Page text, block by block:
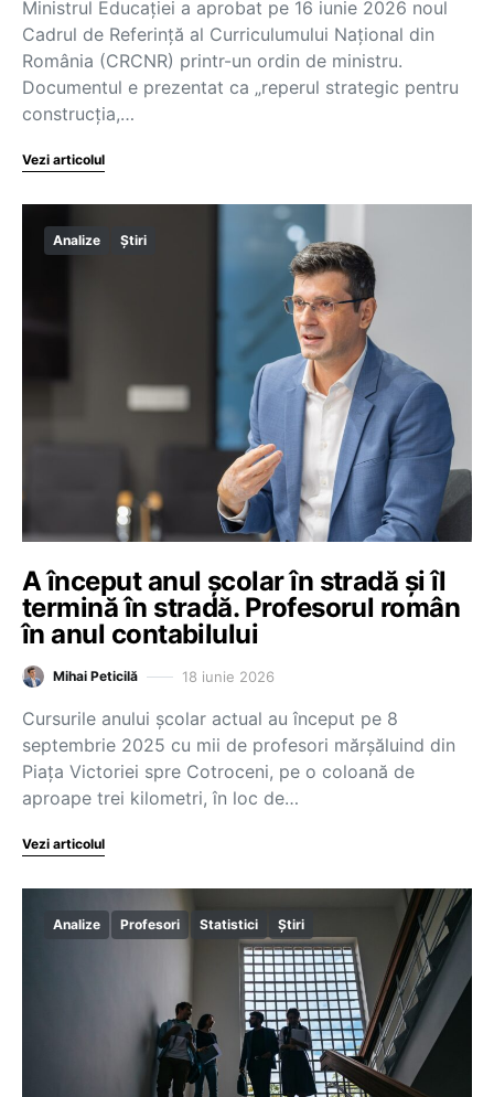
Ministrul Educației a aprobat pe 16 iunie 2026 noul
Cadrul de Referință al Curriculumului Național din
România (CRCNR) printr-un ordin de ministru.
Documentul e prezentat ca „reperul strategic pentru
construcția,…
Vezi articolul
Analize Știri
A început anul școlar în stradă și îl
termină în stradă. Profesorul român
în anul contabilului
Mihai Peticilă 18 iunie 2026
Cursurile anului școlar actual au început pe 8
septembrie 2025 cu mii de profesori mărșăluind din
Piața Victoriei spre Cotroceni, pe o coloană de
aproape trei kilometri, în loc de…
Vezi articolul
Analize Profesori Statistici Știri